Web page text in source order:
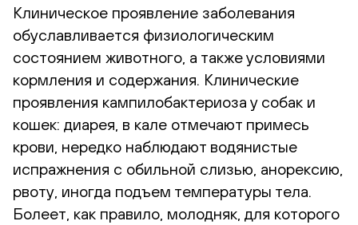
Клиническое проявление заболевания
обуславливается физиологическим
состоянием животного, а также условиями
кормления и содержания. Клинические
проявления кампилобактериоза у собак и
кошек: диарея, в кале отмечают примесь
крови, нередко наблюдают водянистые
испражнения с обильной слизью, анорексию,
рвоту, иногда подъем температуры тела.
Болеет, как правило, молодняк, для которого